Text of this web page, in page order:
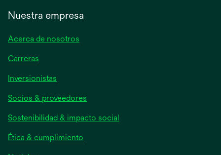
Nuestra empresa
Acerca de nosotros
Carreras
Inversionistas
en
una
pestaña
nueva
Socios & proveedores
Sostenibilidad & impacto social
Ética & cumplimiento